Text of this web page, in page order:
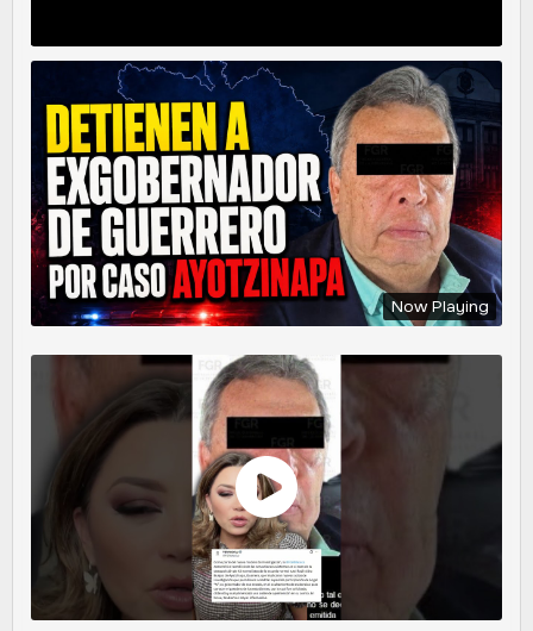
Now Playing